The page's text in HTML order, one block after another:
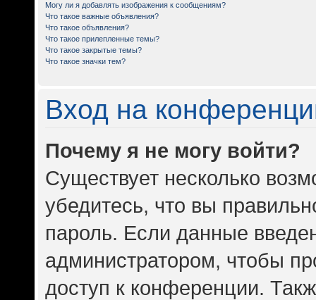
Могу ли я добавлять изображения к сообщениям?
Что такое важные объявления?
Что такое объявления?
Что такое прилепленные темы?
Что такое закрытые темы?
Что такое значки тем?
Вход на
Почему я не могу войти?
Существует несколько
убедитесь, что вы
пароль. Если данные
администратором, чтобы
доступ к конференции.